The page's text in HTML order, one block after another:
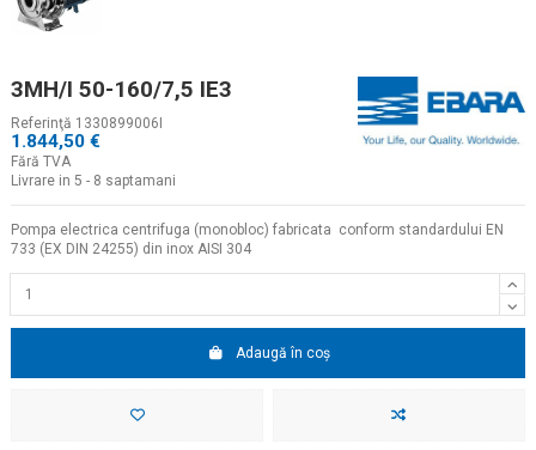
3MH/I 50-160/7,5 IE3
Referinţă 1330899006I
1.844,50 €
Fără TVA
Livrare in 5 - 8 saptamani
Pompa electrica centrifuga (monobloc) fabricata conform standardului EN
733 (EX DIN 24255) din inox AISI 304
Adaugă în coș